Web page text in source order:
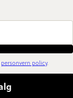
personvern policy.